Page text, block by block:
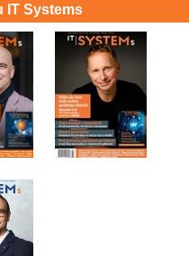
IT Systems